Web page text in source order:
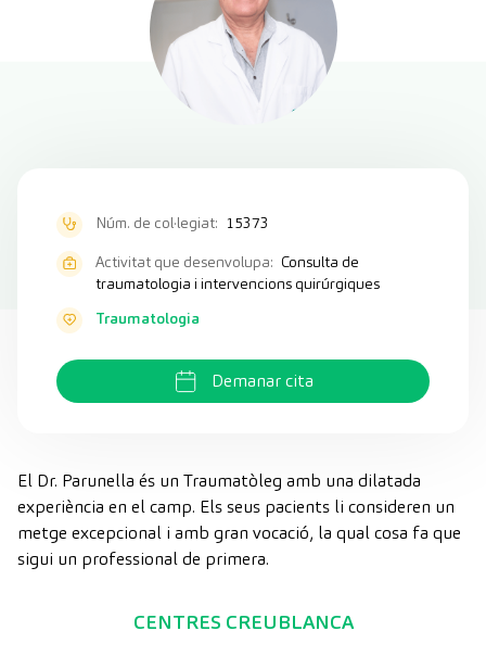
Núm. de col·legiat: 15373
Activitat que desenvolupa: Consulta de
traumatologia i intervencions quirúrgiques
Traumatologia
Demanar cita
El Dr. Parunella és un Traumatòleg amb una dilatada
experiència en el camp. Els seus pacients li consideren un
metge excepcional i amb gran vocació, la qual cosa fa que
sigui un professional de primera.
CENTRES CREUBLANCA